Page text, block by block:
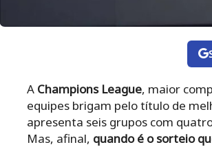
A Champions League, maior
equipes brigam pelo título de
apresenta seis grupos com
Mas, afinal, quando é o sorteio